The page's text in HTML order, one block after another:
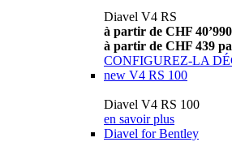
Diavel V4 RS
à partir de CHF 40’990
à partir de CHF 439
CONFIGUREZ-LA
new V4 RS 100
Diavel V4 RS 100
en savoir plus
Diavel for Bentley